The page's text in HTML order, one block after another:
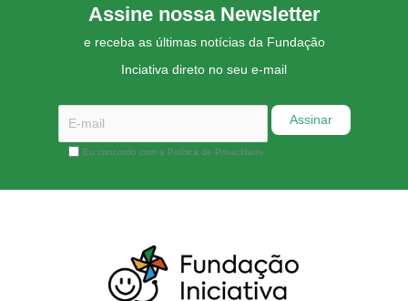
Assine nossa Newsletter
e receba as últimas notícias da Fundação
Inciativa direto no seu e-mail
Eu concordo com a Política de Privacidade.